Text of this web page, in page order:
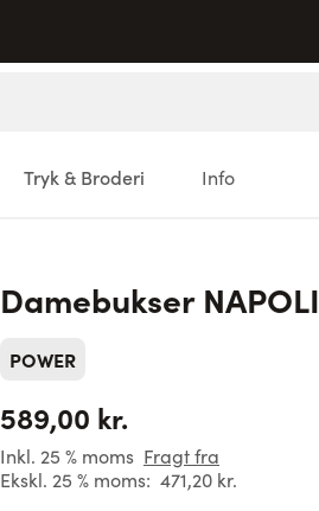
Tryk & Broderi Info
Damebukser NAPOLI
POWER
589,00 kr.
Inkl. 25 % moms Fragt fra
Ekskl. 25 % moms: 471,20 kr.